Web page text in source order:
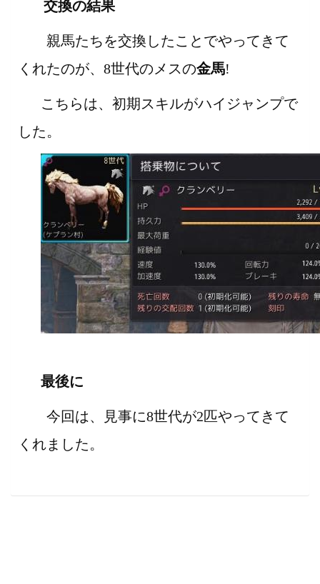
交換の結果
親馬たちを交換したことでやってきて
くれたのが、8世代のメスの金馬!
こちらは、初期スキルがハイジャンプで
した。
最後に
今回は、見事に8世代が2匹やってきて
くれました。